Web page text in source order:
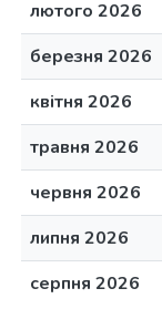
лютого 2026
березня 2026
квітня 2026
травня 2026
червня 2026
липня 2026
серпня 2026